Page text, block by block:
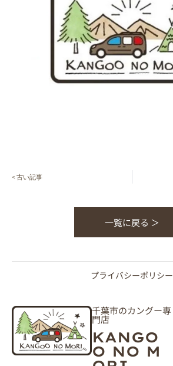
< 古い記事
一覧に戻る ＞
プライバシーポリシー
千葉市のカングー専
門店
KANGO
O NO M